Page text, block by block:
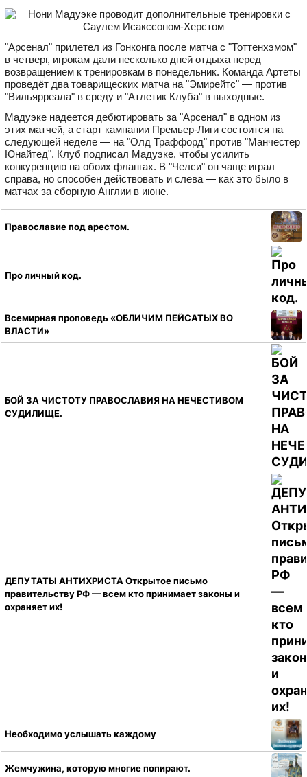
"Арсенал" прилетел из Гонконга после матча с "Тоттенхэмом"
в четверг, игрокам дали несколько дней отдыха перед
возвращением к тренировкам в понедельник. Команда Артеты
проведёт два товарищеских матча на "Эмирейтс" — против
"Вильярреала" в среду и "Атлетик Клуба" в выходные.
Мадуэке надеется дебютировать за "Арсенал" в одном из
этих матчей, а старт кампании Премьер-Лиги состоится на
следующей неделе — на "Олд Траффорд" против "Манчестер
Юнайтед". Клуб подписал Мадуэке, чтобы усилить
конкуренцию на обоих флангах. В "Челси" он чаще играл
справа, но способен действовать и слева — как это было в
матчах за сборную Англии в июне.
Православие под арестом.
Про личный код.
Всемирная проповедь «ОБЛИЧИМ ПЕЙСАТЫХ ВО
ВЛАСТИ»
БОЙ ЗА ЧИСТОТУ ПРАВОСЛАВИЯ НА НЕЧЕСТИВОМ
СУДИЛИЩЕ.
ДЕПУТАТЫ АНТИХРИСТА Открытое письмо
правительству РФ — всем кто принимает законы и
охраняет их!
Необходимо услышать каждому
Жемчужина, которую многие попирают.